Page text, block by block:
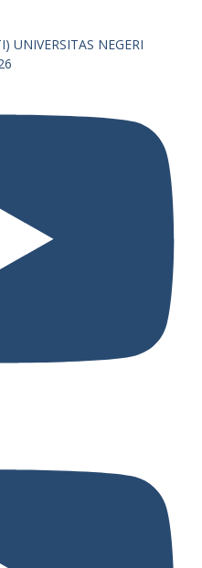
UNIVERSITAS NEGERI